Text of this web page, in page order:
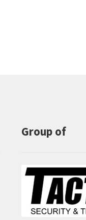
Group of